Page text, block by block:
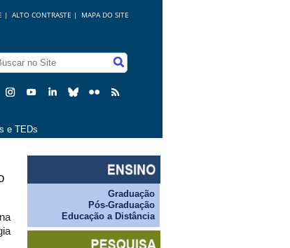
MAPA DO SITE
ALTO CONTRASTE |
|
e TEDs
Graduação
Pós-Graduação
Educação a Distância